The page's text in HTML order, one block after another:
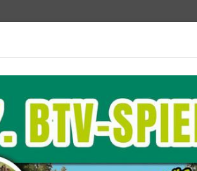
Unser Verein Aktuelles